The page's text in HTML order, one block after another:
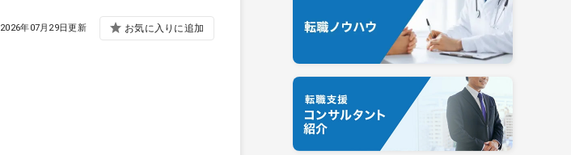
2026年07月29日更新 お気に入りに追加